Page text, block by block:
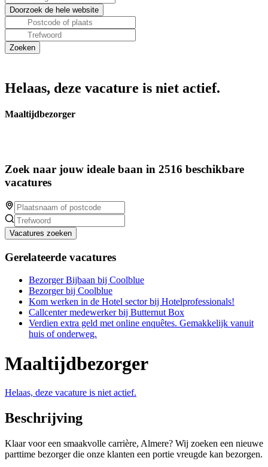
Helaas, deze vacature is niet actief.
Maaltijdbezorger
Zoek naar jouw ideale baan in 2516 beschikbare
vacatures
Vacatures zoeken
Gerelateerde vacatures
Bezorger Bijbaan bij Coolblue
Bezorger bij Coolblue
Kom werken in de Hotel sector bij Hotelprofessionals!
Callcenter medewerker bij Butternut Box
Verdien extra geld met online enquêtes. Gemakkelijk vanuit
huis of onderweg.
Maaltijdbezorger
Helaas, deze vacature is niet actief.
Beschrijving
Klaar voor een smaakvolle carrière, Almere? Wij zoeken een nieuwe
parttime bezorger die onze klanten een portie vreugde kan bezorgen.